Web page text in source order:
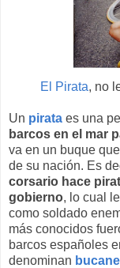
El Pirata, no
Un pirata es una
barcos en el mar
va en un buque
de su nación. Es
corsario hace
gobierno, lo cual
como soldado
más conocidos
barcos españoles
denominan